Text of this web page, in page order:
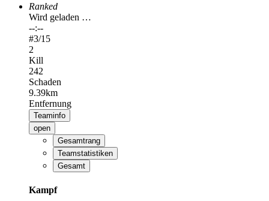
Ranked
Wird geladen …
--:--
#3/15
2
Kill
242
Schaden
9.39km
Entfernung
Teaminfo
open
Gesamtrang
Teamstatistiken
Gesamt
Kampf